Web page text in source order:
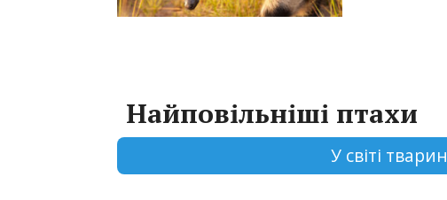
Найповільніші птахи
У світі тварин